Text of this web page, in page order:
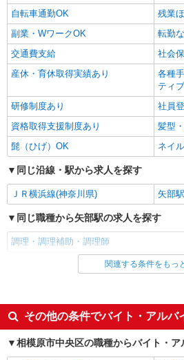
コンパスグループ・ジャパン株式会社
調理師【正社員】
月給27万円〜32万円 試用期間中 月給27
32万円(試用期間3ヶ月) 残業が発生した場合、残
代を1分単位で別途支
前職給与に応じて決定
上溝ジョイフルホ
原市中央区上溝5-14-
アルバイト パート
SOMPOケア ラヴィーレ 相模原中央
調理・食器洗浄・発注
時給1290円〜1440円
給（5:00〜8:00）時
ましたら、ご相談いた
記金額は働きがい向
い向上手当※26年6月
社会保険加入者は更
神奈川県相模原市
調理員【アルバイト
時給1,580円以上 試用期間中 時給1,580円以上
(試用期間2ヶ月) 残業が発生した場合、残業代を1
分単位で別途支給しま
自転車通勤OK
残業
副業・WワークOK
転勤
交通費支給
社会
産休・育休取得実績あり
各種
ティ
研修制度あり
社員
資格取得支援制度あり
髪型
髭（ひげ）OK
ネイ
同じ沿線・駅から求人を探す
ＪＲ横浜線(神奈川県) 矢部駅
同じ職種から矢部駅の求人を探す
調理・調理補助・調理師
同じ雇用形態から矢部駅の求人を探す
同じ特徴から矢部駅の求人を探す
入社日応相談
即日
友達と応募OK
職場
関連する条件をもっ
その他の条件でバイト・アルバ
相模原市中央区の職種からバイト・